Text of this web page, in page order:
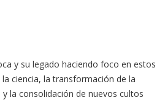
y su legado haciendo foco en estos
ciencia, la transformación de la
la consolidación de nuevos cultos